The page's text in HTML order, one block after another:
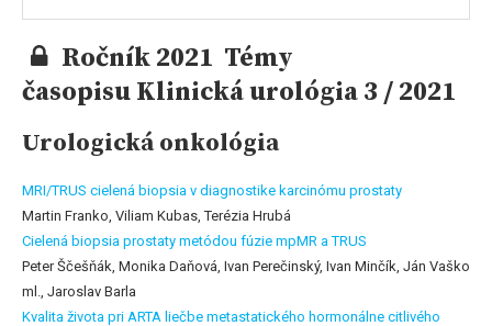
Ročník 2021 Témy
časopisu Klinická urológia 3 / 2021
Urologická onkológia
MRI/TRUS cielená biopsia v diagnostike karcinómu prostaty
Martin Franko, Viliam Kubas, Terézia Hrubá
Cielená biopsia prostaty metódou fúzie mpMR a TRUS
Peter Ščešňák, Monika Daňová, Ivan Perečinský, Ivan Minčík, Ján Vaško
ml., Jaroslav Barla
Kvalita života pri ARTA liečbe metastatického hormonálne citlivého